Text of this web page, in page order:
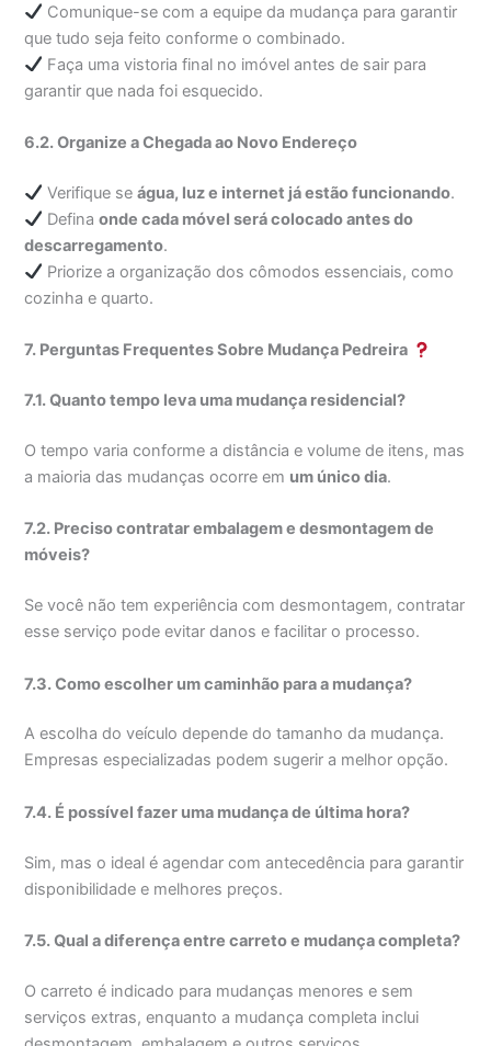
Comunique-se com a equipe da mudança para garantir
que tudo seja feito conforme o combinado.
Faça uma vistoria final no imóvel antes de sair para
garantir que nada foi esquecido.
6.2. Organize a Chegada ao Novo Endereço
Verifique seágua, luz e internet já estão funcionando.
Definaonde cada móvel será colocado antes do
descarregamento.
Priorize a organização dos cômodos essenciais, como
cozinha e quarto.
7. Perguntas Frequentes Sobre Mudança Pedreira
7.1. Quanto tempo leva uma mudança residencial?
O tempo varia conforme a distância e volume de itens, mas
a maioria das mudanças ocorre em um único dia.
7.2. Preciso contratar embalagem e desmontagem de
móveis?
Se você não tem experiência com desmontagem, contratar
esse serviço pode evitar danos e facilitar o processo.
7.3. Como escolher um caminhão para a mudança?
A escolha do veículo depende do tamanho da mudança.
Empresas especializadas podem sugerir a melhor opção.
7.4. É possível fazer uma mudança de última hora?
Sim, mas o ideal é agendar com antecedência para garantir
disponibilidade e melhores preços.
7.5. Qual a diferença entre carreto e mudança completa?
O carreto é indicado para mudanças menores e sem
serviços extras, enquanto a mudança completa inclui